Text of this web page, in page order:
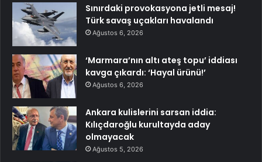
Sınırdaki provokasyona jetli mesaj!
Türk savaş uçakları havalandı
Ağustos 6, 2026
‘Marmara’nın altı ateş topu’ iddiası
kavga çıkardı: ‘Hayal ürünü!’
Ağustos 6, 2026
Ankara kulislerini sarsan iddia:
Kılıçdaroğlu kurultayda aday
olmayacak
Ağustos 5, 2026